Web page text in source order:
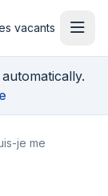
vacants
je me